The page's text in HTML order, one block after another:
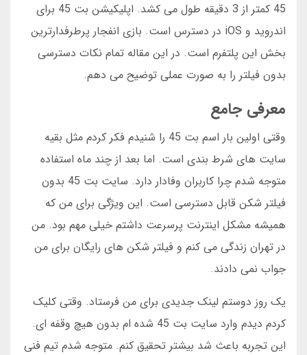
45 کمتر از 3 دقیقه طول می کشد. اپلیکیشن بت 45 برای
اندروید و iOS در دسترس است. بازی انفجار پرطرفدارترین
بخش این پلتفرم است. در این مقاله تمام نکات دسترسی
بدون فیلتر را به صورت عملی توضیح می دهم.
معرفی جامع
وقتی اولین بار اسم بت 45 را شنیدم فکر کردم مثل بقیه
سایت های شرط بندی است. اما بعد از چند ماه استفاده
متوجه شدم چرا کاربران وفادار دارد. سایت بت 45 بدون
فیلتر شکن قابل دسترسی است. این ویژگی برای من که
همیشه مشکل اینترنت پرسرعت داشتم خیلی مهم بود. من
در تهران زندگی می کنم و فیلتر شکن های رایگان برای من
جواب نمی دادند.
یک روز دوستم لینک جدیدی برای من فرستاد. وقتی کلیک
کردم دیدم وارد سایت بت 45 شده ام بدون هیچ وقفه ای.
این تجربه باعث شد بیشتر تحقیق کنم. متوجه شدم تیم فنی